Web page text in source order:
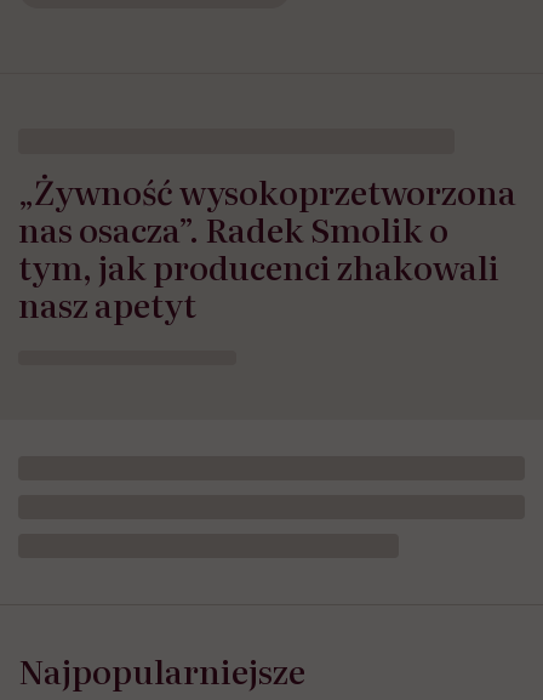
„Żywność wysokoprzetworzona
nas osacza”. Radek Smolik o
tym, jak producenci zhakowali
nasz apetyt